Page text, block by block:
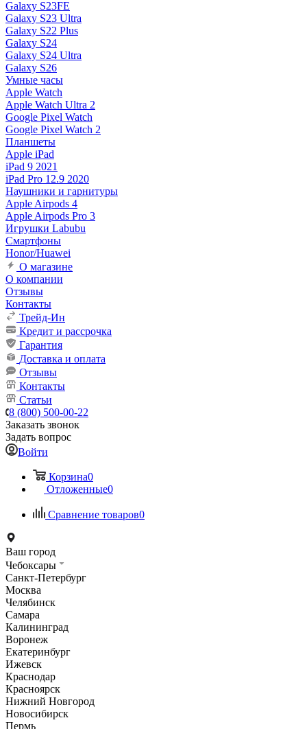
Galaxy S23FE
Galaxy S23 Ultra
Galaxy S22 Plus
Galaxy S24
Galaxy S24 Ultra
Galaxy S26
Умные часы
Apple Watch
Apple Watch Ultra 2
Google Pixel Watch
Google Pixel Watch 2
Планшеты
Apple iPad
iPad 9 2021
iPad Pro 12.9 2020
Наушники и гарнитуры
Apple Airpods 4
Apple Airpods Pro 3
Игрушки Labubu
Смартфоны
Honor/Huawei
О магазине
О компании
Отзывы
Контакты
Трейд-Ин
Кредит и рассрочка
Гарантия
Доставка и оплата
Отзывы
Контакты
Статьи
8 (800) 500-00-22
Заказать звонок
Задать вопрос
Войти
Корзина0
Отложенные0
Сравнение товаров0
Ваш город
Чебоксары
Санкт-Петербург
Москва
Челябинск
Самара
Калининград
Воронеж
Екатеринбург
Ижевск
Краснодар
Красноярск
Нижний Новгород
Новосибирск
Пермь